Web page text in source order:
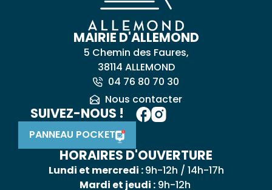
MAIRIE D'ALLEMOND
5 Chemin des Faures,
38114 ALLEMOND
04 76 80 70 30
Nous contacter
SUIVEZ-NOUS !
PANNEAU POCKET
HORAIRES D'OUVERTURE
Lundi et mercredi :9h-12h / 14h-17h
Mardi et jeudi :9h-12h